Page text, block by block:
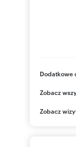
Dodatkowe
ul.
Zobacz
Zobacz